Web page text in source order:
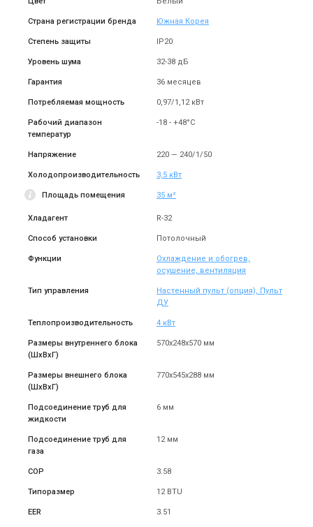
Страна регистрации бренда Южная Корея
Степень защиты IP20
Уровень шума 32-38 дБ
Гарантия 36 месяцев
Потребляемая мощность 0,97/1,12 кВт
Рабочий диапазон
температур
-18 - +48°C
Напряжение 220 — 240/1/50
Холодопроизводительность 3,5 кВт
Площадь помещения 35 м²
Хладагент R-32
Способ установки Потолочный
Функции
Охлаждение и обогрев,
осушение, вентиляция
Тип управления
Настенный пульт (опция), Пульт
ДУ
Теплопроизводительность 4 кВт
Размеры внутреннего блока
(ШxВxГ)
570x248x570 мм
Размеры внешнего блока
(ШxВxГ)
770x545x288 мм
Подсоединение труб для
жидкости
6 мм
Подсоединение труб для
газа
12 мм
COP 3.58
Типоразмер 12 BTU
EER 3.51